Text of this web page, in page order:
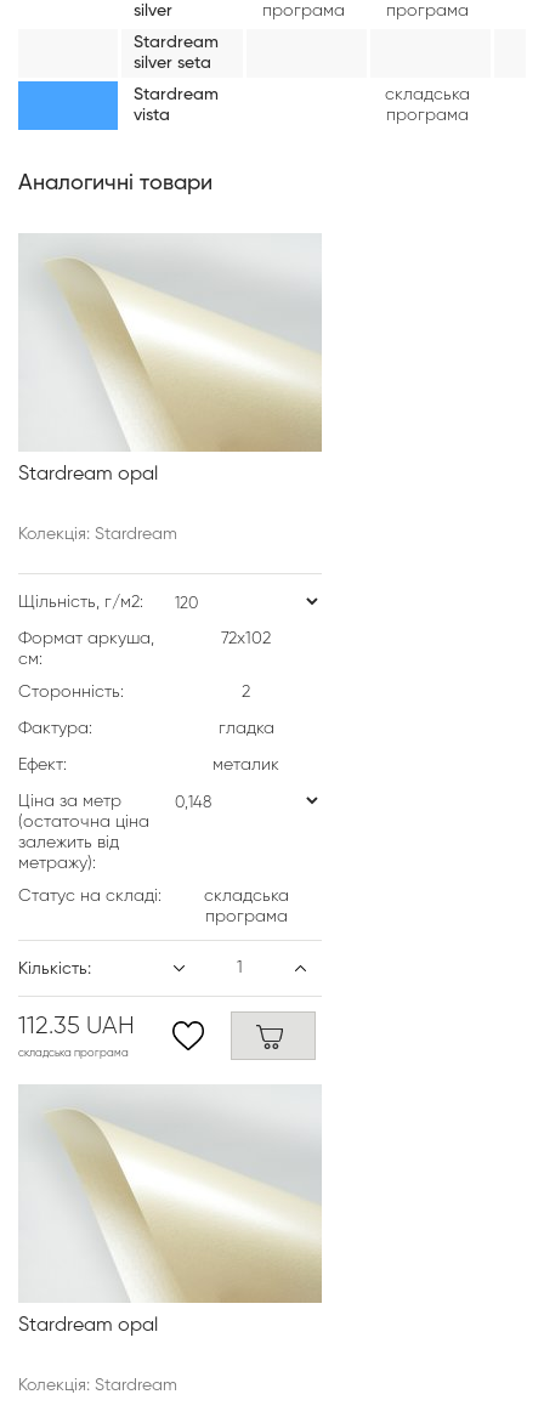
silver
програма
програма
Stardream
silver seta
Stardream
vista
складська
програма
Аналогичні товари
Stardream opal
Колекція: Stardream
Щільність, г/м2:
Формат аркуша,
см:
72х102
Сторонність: 2
Фактура: гладка
Ефект: металик
Ціна за метр
(остаточна ціна
залежить від
метражу):
Статус на складі:
складська
програма
Кількість:
112.35 UAH
складська програма
Stardream opal
Колекція: Stardream